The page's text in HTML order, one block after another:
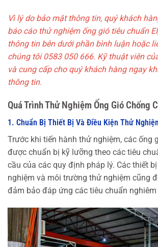
Vì lý do bảo mật thông tin, quý khách
báo cáo thử nghiệm ống gió tiêu chuẩn
thông tin bên dưới phần bình luận hoặc
chúng tôi 0583 050 666. Kỹ thuật viên
và cung cấp cho quý khách hàng ngay
thông tin.
Quá Trình Thử Nghiệm Ống Gió Chống
1. Chuẩn Bị Thiết Bị Và Điều Kiện Thử
Trước khi tiến hành thử nghiệm, các ống
được chuẩn bị kỹ lưỡng theo các tiêu
cầu của các quy định pháp lý. Các thiết
nghiệm và môi trường thử nghiệm cũng
đảm bảo đáp ứng các tiêu chuẩn nghiêm